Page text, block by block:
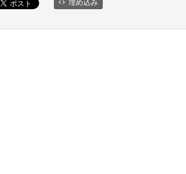
埋め込み